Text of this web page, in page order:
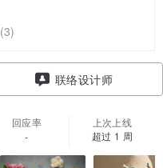
(3)
联络设计师
回应率
-
上次上线
超过 1 周